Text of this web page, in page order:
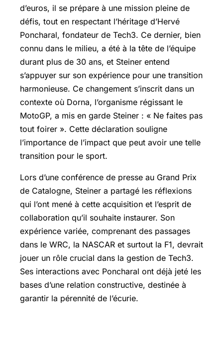
d’euros, il se prépare à une mission pleine de
défis, tout en respectant l’héritage d’Hervé
Poncharal, fondateur de Tech3. Ce dernier, bien
connu dans le milieu, a été à la tête de l’équipe
durant plus de 30 ans, et Steiner entend
s’appuyer sur son expérience pour une transition
harmonieuse. Ce changement s’inscrit dans un
contexte où Dorna, l’organisme régissant le
MotoGP, a mis en garde Steiner : « Ne faites pas
tout foirer ». Cette déclaration souligne
l’importance de l’impact que peut avoir une telle
transition pour le sport.
Lors d’une conférence de presse au Grand Prix
de Catalogne, Steiner a partagé les réflexions
qui l’ont mené à cette acquisition et l’esprit de
collaboration qu’il souhaite instaurer. Son
expérience variée, comprenant des passages
dans le WRC, la NASCAR et surtout la F1, devrait
jouer un rôle crucial dans la gestion de Tech3.
Ses interactions avec Poncharal ont déjà jeté les
bases d’une relation constructive, destinée à
garantir la pérennité de l’écurie.